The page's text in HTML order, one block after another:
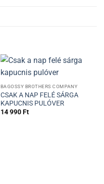
BAGOSSY BROTHERS COMPANY
CSAK A NAP FELÉ SÁRGA
KAPUCNIS PULÓVER
14 990Ft